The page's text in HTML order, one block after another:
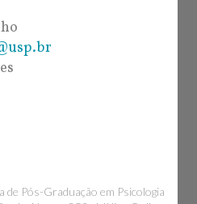
Pós-Graduação em Psicologia